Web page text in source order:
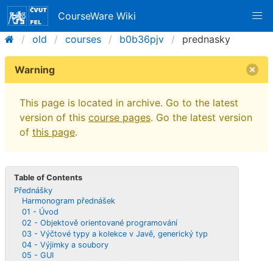
CourseWare Wiki
old
courses b0b36pjv prednasky
Warning
This page is located in archive. Go to the latest
version of this course pages. Go the latest version
of this page.
Table of Contents
Přednášky
Harmonogram přednášek
01 - Úvod
02 - Objektově orientované programování
03 - Výčtové typy a kolekce v Javě, generický typ
04 - Výjimky a soubory
05 - GUI